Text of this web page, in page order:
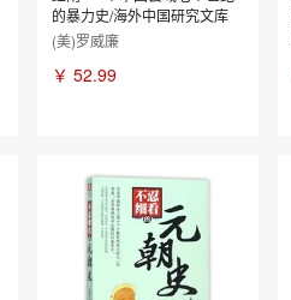
的暴力史/海外中国研究文库
(美)罗威廉
￥ 52.99